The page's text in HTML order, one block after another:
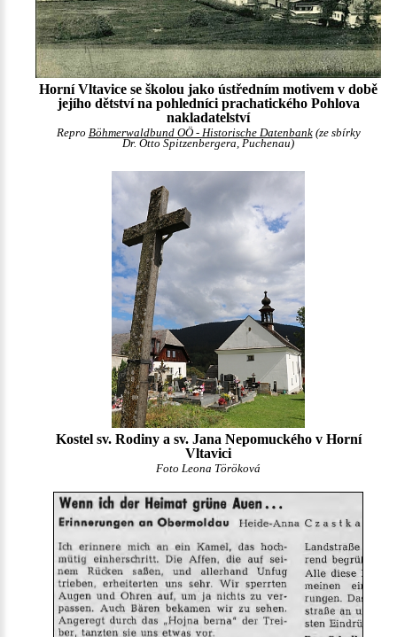
Horní Vltavice se školou jako ústředním motivem v době
jejího dětství na pohledníci prachatického Pohlova
nakladatelství
Repro Böhmerwaldbund OÖ - Historische Datenbank(ze sbírky
Dr. Otto Spitzenbergera, Puchenau)
Kostel sv. Rodiny a sv. Jana Nepomuckého v Horní
Vltavici
Foto Leona Töröková